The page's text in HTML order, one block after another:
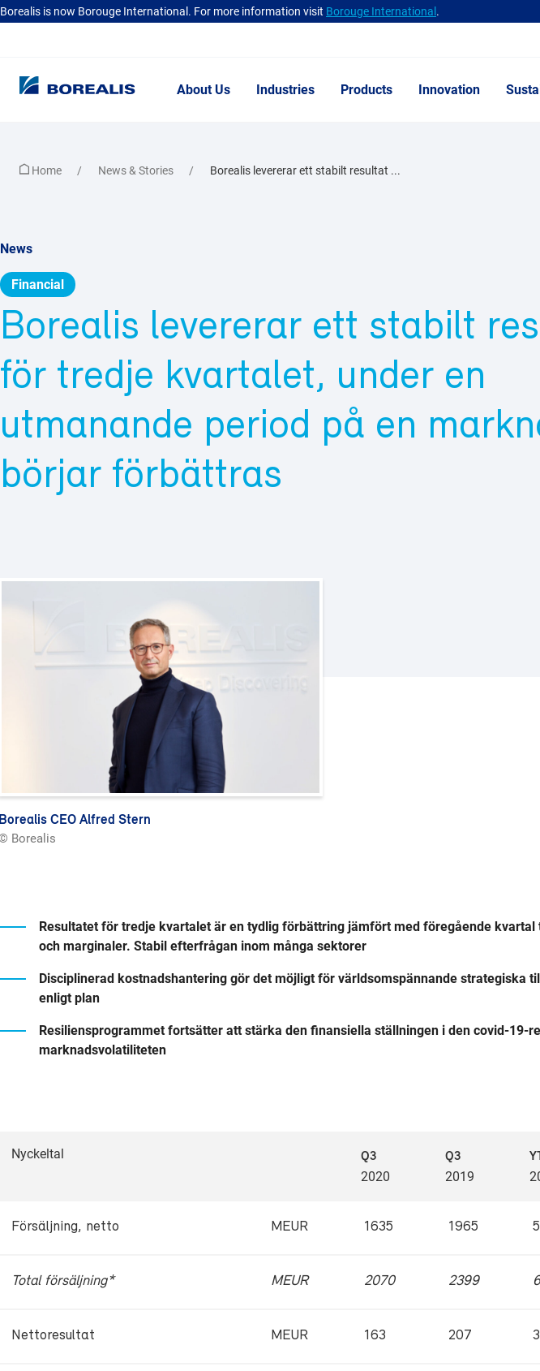
Borealis is now Borouge International. For more information visit Borouge International.
About Us Industries Products Innovation
News
Financial
Borealis levererar ett stabilt
för tredje kvartalet, under en
utmanande period på en
börjar förbättras
Home News & Stories Borealis levererar ett stabilt resultat ...
CEO Alfred Stern
Borealis
Resultatet för tredje kvartalet är en tydlig förbättring jämfört med föregående
och marginaler. Stabil efterfrågan inom många sektorer
Disciplinerad kostnadshantering gör det möjligt för världsomspännande strategiska
enligt plan
Resiliensprogrammet fortsätter att stärka den finansiella ställningen i den covid-19-
marknadsvolatiliteten
Nyckeltal
Q3
2020
Q3
2019
Försäljning, netto MEUR 1635 1965
Total försäljning* MEUR 2070 2399
Nettoresultat MEUR 163 207